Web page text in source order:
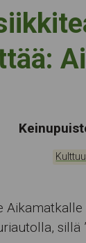
sillä